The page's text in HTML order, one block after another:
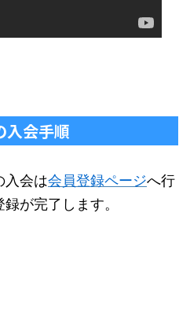
入会手順
入会は会員登録ページへ行
が完了します。